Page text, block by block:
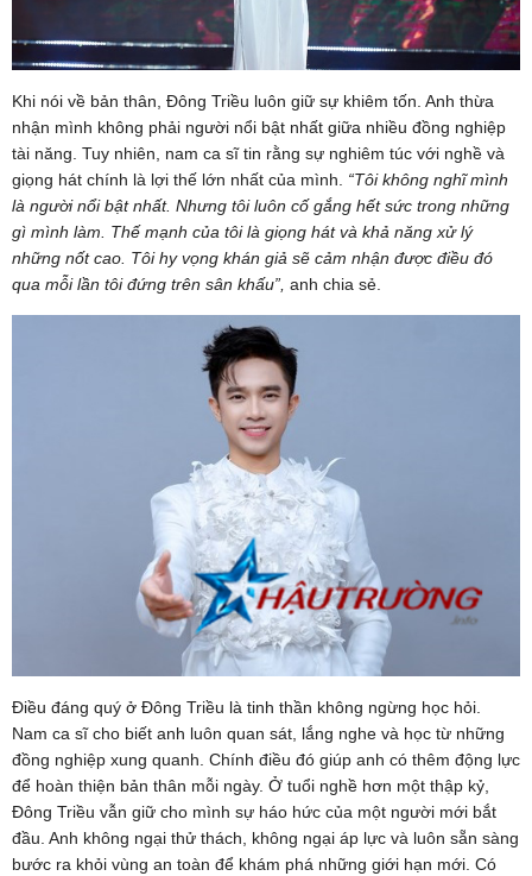
Khi nói về bản thân, Đông Triều luôn giữ sự khiêm tốn. Anh thừa
nhận mình không phải người nổi bật nhất giữa nhiều đồng nghiệp
tài năng. Tuy nhiên, nam ca sĩ tin rằng sự nghiêm túc với nghề và
giọng hát chính là lợi thế lớn nhất của mình. “Tôi không nghĩ mình
là người nổi bật nhất. Nhưng tôi luôn cố gắng hết sức trong những
gì mình làm. Thế mạnh của tôi là giọng hát và khả năng xử lý
những nốt cao. Tôi hy vọng khán giả sẽ cảm nhận được điều đó
qua mỗi lần tôi đứng trên sân khấu”, anh chia sẻ.
Điều đáng quý ở Đông Triều là tinh thần không ngừng học hỏi.
Nam ca sĩ cho biết anh luôn quan sát, lắng nghe và học từ những
đồng nghiệp xung quanh. Chính điều đó giúp anh có thêm động lực
để hoàn thiện bản thân mỗi ngày. Ở tuổi nghề hơn một thập kỷ,
Đông Triều vẫn giữ cho mình sự háo hức của một người mới bắt
đầu. Anh không ngại thử thách, không ngại áp lực và luôn sẵn sàng
bước ra khỏi vùng an toàn để khám phá những giới hạn mới. Có